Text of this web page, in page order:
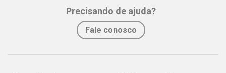
Precisando de ajuda?
Fale conosco